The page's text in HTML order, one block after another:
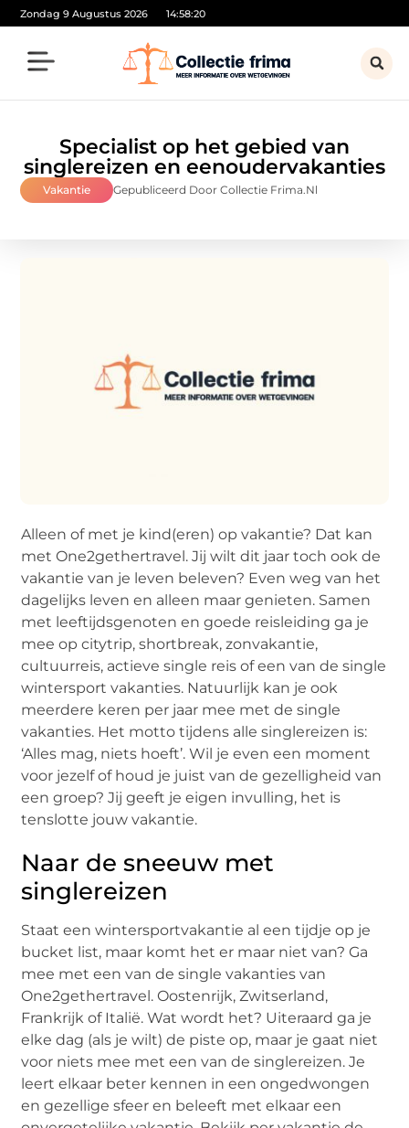
Zondag 9 Augustus 2026 14:58:22
Specialist op het gebied van
singlereizen en eenoudervakanties
Vakantie Gepubliceerd Door Collectie Frima.nl
Alleen of met je kind(eren) op vakantie? Dat kan
met One2gethertravel. Jij wilt dit jaar toch ook de
vakantie van je leven beleven? Even weg van het
dagelijks leven en alleen maar genieten. Samen
met leeftijdsgenoten en goede reisleiding ga je
mee op citytrip, shortbreak, zonvakantie,
cultuurreis, actieve single reis of een van de single
wintersport vakanties. Natuurlijk kan je ook
meerdere keren per jaar mee met de single
vakanties. Het motto tijdens alle singlereizen is:
‘Alles mag, niets hoeft’. Wil je even een moment
voor jezelf of houd je juist van de gezelligheid van
een groep? Jij geeft je eigen invulling, het is
tenslotte jouw vakantie.
Naar de sneeuw met
singlereizen
Staat een wintersportvakantie al een tijdje op je
bucket list, maar komt het er maar niet van? Ga
mee met een van de single vakanties van
One2gethertravel. Oostenrijk, Zwitserland,
Frankrijk of Italië. Wat wordt het? Uiteraard ga je
elke dag (als je wilt) de piste op, maar je gaat niet
voor niets mee met een van de singlereizen. Je
leert elkaar beter kennen in een ongedwongen
en gezellige sfeer en beleeft met elkaar een